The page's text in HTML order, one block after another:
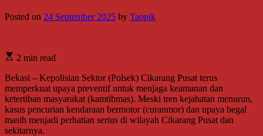
Posted on 24 September 2025 by Taopik
2 min read
Bekasi – Kepolisian Sektor (Polsek) Cikarang Pusat terus
memperkuat upaya preventif untuk menjaga keamanan dan
ketertiban masyarakat (kamtibmas). Meski tren kejahatan menurun,
kasus pencurian kendaraan bermotor (curanmor) dan upaya begal
masih menjadi perhatian serius di wilayah Cikarang Pusat dan
sekitarnya.